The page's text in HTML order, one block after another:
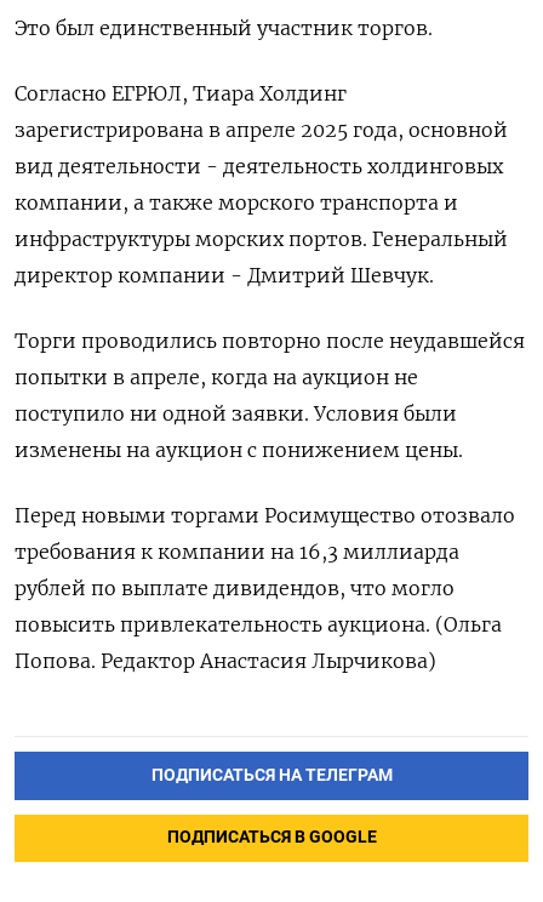
Это ‌был единственный участник ‌торгов.
Согласно ЕГРЮЛ, Тиара Холдинг
зарегистрирована ​в апреле 2025 года, ‌основной
вид деятельности - ​деятельность холдинговых
компании, а также ‌морского транспорта и
инфраструктуры морских портов. Генеральный
директор компании - ​Дмитрий ​Шевчук.
Торги проводились ‌повторно после неудавшейся
попытки ​в апреле, когда на аукцион не
поступило ни одной заявки. Условия были
изменены на аукцион с понижением цены.
Перед ​новыми торгами ⁠Росимущество отозвало
требования к компании на ‌16,3 миллиарда
рублей по ‌выплате дивидендов, что могло
повысить ​привлекательность аукциона. (Ольга
Попова. ‌Редактор Анастасия Лырчикова)
ПОДПИСАТЬСЯ НА ТЕЛЕГРАМ
ПОДПИСАТЬСЯ В GOOGLE